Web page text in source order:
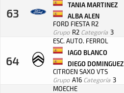
63
TANIA MARTINEZ
ALBA ALEN
FORD FIESTA R2
Grupo R2 Categoría 3
64
ESC. AUTO. FERROL
IAGO BLANCO
DIEGO DOMINGUEZ
CITROEN SAXO VTS
Grupo A16 Categoría 3
MOECHE